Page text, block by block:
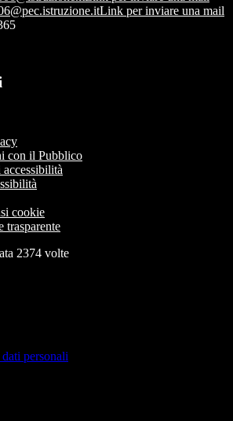
Link per inviare una mail
con il Pubblico
cookie
trasparente
2374 volte
personali